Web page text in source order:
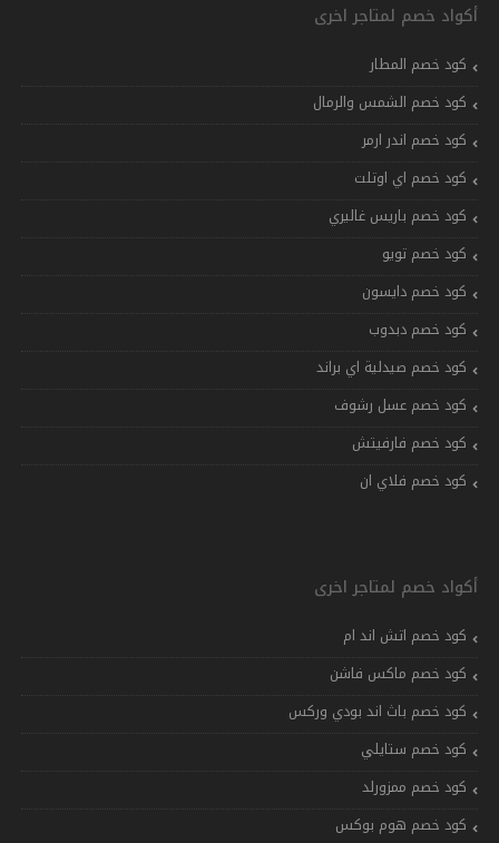
أكواد خصم لمتاجر اخرى
كود خصم المطار
كود خصم الشمس والرمال
كود خصم اندر ارمر
كود خصم اي اوتلت
كود خصم باريس غاليري
كود خصم تويو
كود خصم دايسون
كود خصم دبدوب
كود خصم صيدلية اي براند
كود خصم عسل رشوف
كود خصم فارفيتش
كود خصم فلاي ان
أكواد خصم لمتاجر اخرى
كود خصم اتش اند ام
كود خصم ماكس فاشن
كود خصم باث اند بودي وركس
كود خصم ستايلي
كود خصم ممزورلد
كود خصم هوم بوكس